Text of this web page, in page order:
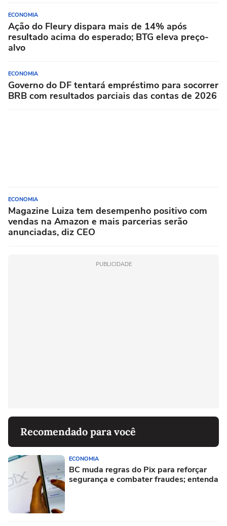
ECONOMIA
Ação do Fleury dispara mais de 14% após
resultado acima do esperado; BTG eleva preço-
alvo
ECONOMIA
Governo do DF tentará empréstimo para socorrer
BRB com resultados parciais das contas de 2026
ECONOMIA
Magazine Luiza tem desempenho positivo com
vendas na Amazon e mais parcerias serão
anunciadas, diz CEO
PUBLICIDADE
Recomendado para você
ECONOMIA
BC muda regras do Pix para reforçar
segurança e combater fraudes; entenda